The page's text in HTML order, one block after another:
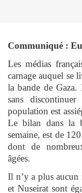
Communiqué :
Les médias
carnage auquel se
la bande de
sans
population est
Le bilan dans la
semaine, est de
dont de
âgées.
Il n’y a plus aucun
et Nuseirat sont